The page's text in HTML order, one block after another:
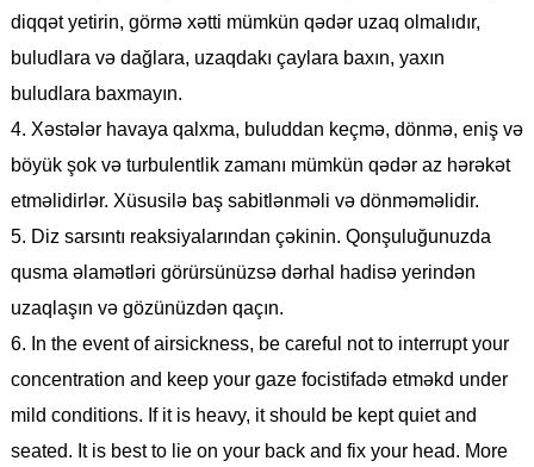
diqqət yetirin, görmə xətti mümkün qədər uzaq olmalıdır,
buludlara və dağlara, uzaqdakı çaylara baxın, yaxın
buludlara baxmayın.
4. Xəstələr havaya qalxma, buluddan keçmə, dönmə, eniş və
böyük şok və turbulentlik zamanı mümkün qədər az hərəkət
etməlidirlər. Xüsusilə baş sabitlənməli və dönməməlidir.
5. Diz sarsıntı reaksiyalarından çəkinin. Qonşuluğunuzda
qusma əlamətləri görürsünüzsə dərhal hadisə yerindən
uzaqlaşın və gözünüzdən qaçın.
6. In the event of airsickness, be careful not to interrupt your
concentration and keep your gaze focistifadə etməkd under
mild conditions. If it is heavy, it should be kept quiet and
seated. It is best to lie on your back and fix your head. More